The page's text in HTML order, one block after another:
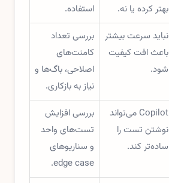
بهتر کرده یا نه.
استفاده.
نباید سرعت بیشتر
باعث افت کیفیت
شود.
بررسی تعداد
کامنت‌های
اصلاحی، باگ‌ها و
نیاز به بازکاری.
Copilot می‌تواند
نوشتن تست را
ساده‌تر کند.
بررسی افزایش
تست‌های واحد
و سناریوهای
edge case.